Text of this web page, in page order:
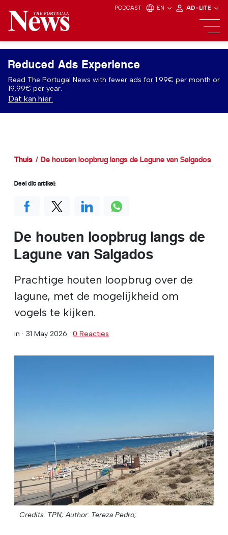
PODCAST EN AD-LITE
Reduced Ads Experience
Read The Portugal News with fewer ads for 1.99€ per month or
19.99€ per year.
Dat kan hier.
Thuis De houten loopbrug langs de Lagune van Salgados
De houten loopbrug langs de
Lagune van Salgados
Prachtige houten loopbrug over de
lagune, met de mogelijkheid om
vogels te kijken.
in · 31 May 2026 · 0 Reacties
Credits: TPN; Author: Tereza Pedro;
Deel dit artikel: